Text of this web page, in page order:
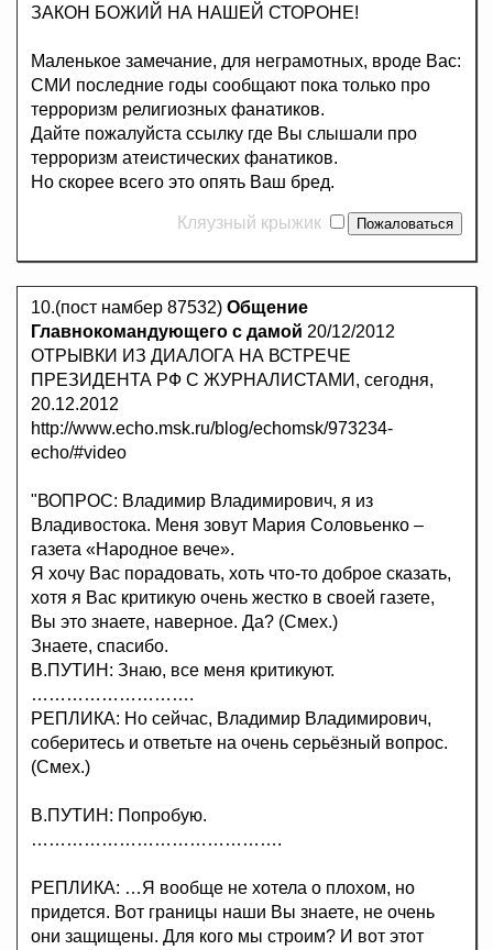
ЗАКОН БОЖИЙ НА НАШЕЙ СТОРОНЕ!
Маленькое замечание, для неграмотных, вроде Вас:
СМИ последние годы сообщают пока только про
терроризм религиозных фанатиков.
Дайте пожалуйста ссылку где Вы слышали про
терроризм атеистических фанатиков.
Но скорее всего это опять Ваш бред.
Кляузный крыжик
10.(пост намбер 87532) Общение
Главнокомандующего с дамой 20/12/2012
ОТРЫВКИ ИЗ ДИАЛОГА НА ВСТРЕЧЕ
ПРЕЗИДЕНТА РФ С ЖУРНАЛИСТАМИ, сегодня,
20.12.2012
http://www.echo.msk.ru/blog/echomsk/973234-
echo/#video
"ВОПРОС: Владимир Владимирович, я из
Владивостока. Меня зовут Мария Соловьенко –
газета «Народное вече».
Я хочу Вас порадовать, хоть что-то доброе сказать,
хотя я Вас критикую очень жестко в своей газете,
Вы это знаете, наверное. Да? (Смех.)
Знаете, спасибо.
В.ПУТИН: Знаю, все меня критикуют.
……………………….
РЕПЛИКА: Но сейчас, Владимир Владимирович,
соберитесь и ответьте на очень серьёзный вопрос.
(Смех.)
В.ПУТИН: Попробую.
…………………………………….
РЕПЛИКА: …Я вообще не хотела о плохом, но
придется. Вот границы наши Вы знаете, не очень
они защищены. Для кого мы строим? И вот этот